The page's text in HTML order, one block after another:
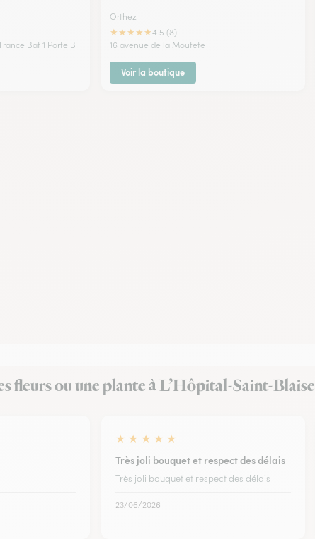
Bat 1 Porte B
Orthez
★★★★★4.5 (8)
16 avenue de la Moutete
Voir la boutique
fleurs ou une plante à L’Hôpital-Saint-Blaise
★ ★ ★ ★ ★
Très joli bouquet et respect des délais
Très joli bouquet et respect des délais
23/06/2026